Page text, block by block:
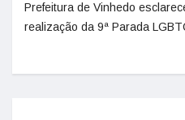
Prefeitura de Vinhedo
realização da 9ª Parada